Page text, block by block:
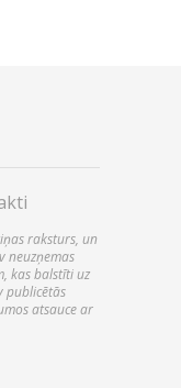
raksturs, un
neuzņemas
kas balstīti uz
publicētās
atsauce ar